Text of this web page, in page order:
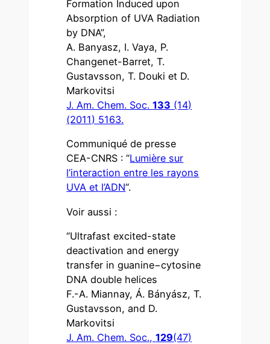
Formation Induced upon
Absorption of UVA Radiation
by DNA”,
A. Banyasz, I. Vaya, P.
Changenet-Barret, T.
Gustavsson, T. Douki et D.
Markovitsi
J. Am. Chem. Soc.133 (14)
(2011) 5163.
Communiqué de presse
CEA-CNRS : “Lumière sur
l’interaction entre les rayons
UVA et l’ADN“.
Voir aussi :
“Ultrafast excited-state
deactivation and energy
transfer in guanine−cytosine
DNA double helices
F.-A. Miannay, Á. Bányász, T.
Gustavsson, and D.
Markovitsi
J. Am. Chem. Soc.,129(47)